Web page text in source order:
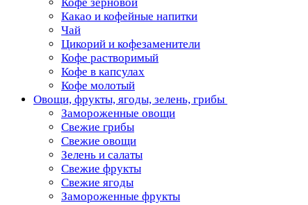
Какао и кофейные напитки
Чай
Цикорий и кофезаменители
Кофе растворимый
Кофе в капсулах
Кофе молотый
Овощи, фрукты, ягоды, зелень, грибы
Замороженные овощи
Свежие грибы
Свежие овощи
Зелень и салаты
Свежие фрукты
Свежие ягоды
Замороженные фрукты